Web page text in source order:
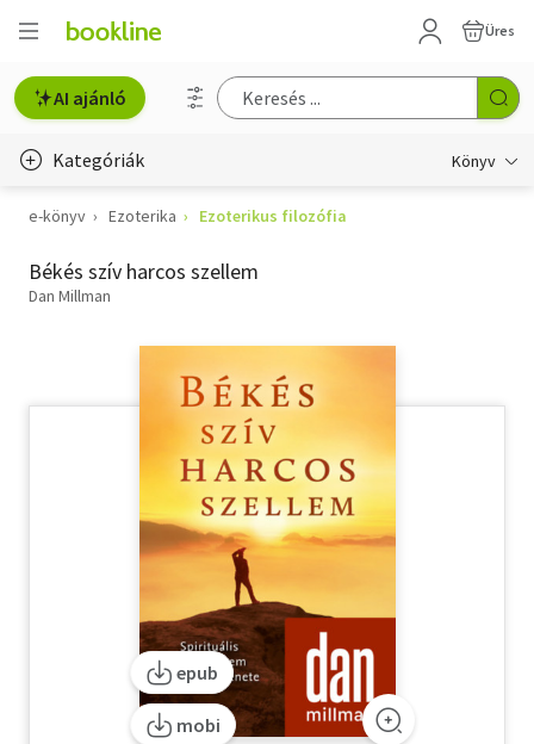
Üres
AI ajánló
Kategóriák Könyv
Életmód, egészség
Erotika
Tankönyv, segédkönyv
Társadalomtudomány
Természettudomány
e-könyv Ezoterika Ezoterikus filozófia
Békés szív harcos szellem
Dan Millman
epub
mobi